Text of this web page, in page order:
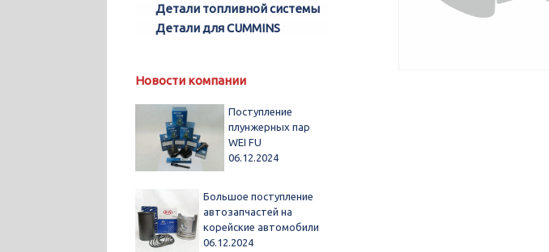
Детали топливной системы
Детали для CUMMINS
Новости компании
Поступление
плунжерных пар
WEI FU
06.12.2024
Большое поступление
автозапчастей на
корейские автомобили
06.12.2024